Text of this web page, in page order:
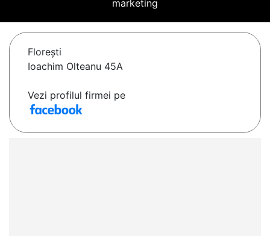
marketing
Floreşti
Ioachim Olteanu 45A
Vezi profilul firmei pe